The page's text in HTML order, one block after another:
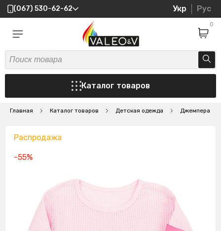
(067) 530-62-62 Укр Рус
0
Каталог товаров
Главная Каталог товаров Детская одежда Джемпера
Распродажа
-55%